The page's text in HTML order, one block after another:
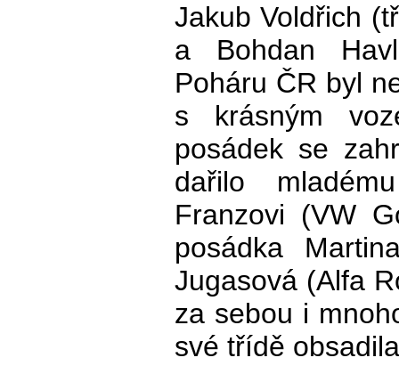
Jakub Voldřich
a Bohdan
Poháru ČR byl
s krásným
posádek se
dařilo
Franzovi (VW
posádka
Jugasová (Alfa
za sebou i
své třídě